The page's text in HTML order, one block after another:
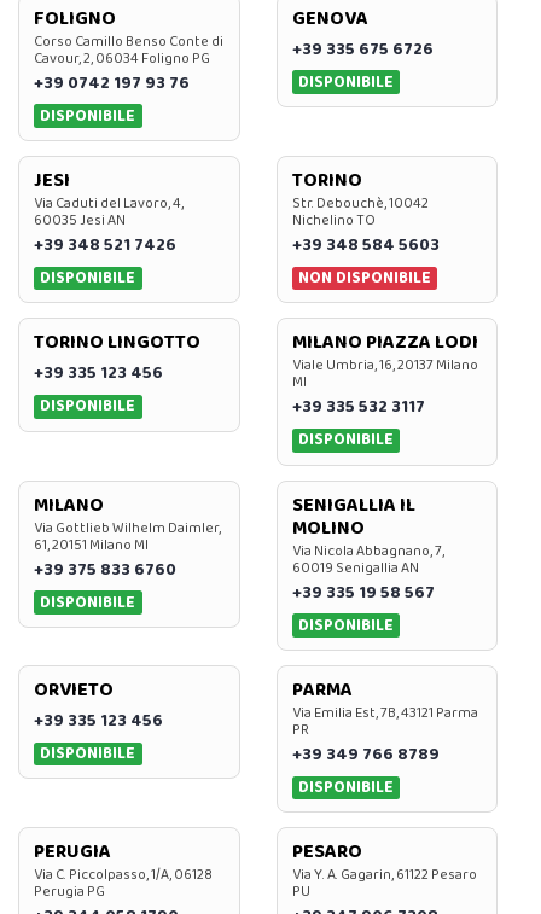
FOLIGNO
Corso Camillo Benso Conte di
Cavour, 2, 06034 Foligno PG
+39 0742 197 93 76
DISPONIBILE
GENOVA
+39 335 675 6726
DISPONIBILE
JESI
Via Caduti del Lavoro, 4,
60035 Jesi AN
+39 348 521 7426
DISPONIBILE
TORINO
Str. Debouchè, 10042
Nichelino TO
+39 348 584 5603
NON DISPONIBILE
TORINO LINGOTTO
+39 335 123 456
DISPONIBILE
MILANO PIAZZA LODI
Viale Umbria, 16, 20137 Milano
MI
+39 335 532 3117
DISPONIBILE
MILANO
Via Gottlieb Wilhelm Daimler,
61, 20151 Milano MI
+39 375 833 6760
DISPONIBILE
SENIGALLIA IL
MOLINO
Via Nicola Abbagnano, 7,
60019 Senigallia AN
+39 335 19 58 567
DISPONIBILE
ORVIETO
+39 335 123 456
DISPONIBILE
PARMA
Via Emilia Est, 7B, 43121 Parma
PR
+39 349 766 8789
DISPONIBILE
PERUGIA
Via C. Piccolpasso, 1/A, 06128
Perugia PG
PESARO
Via Y. A. Gagarin, 61122 Pesaro
PU